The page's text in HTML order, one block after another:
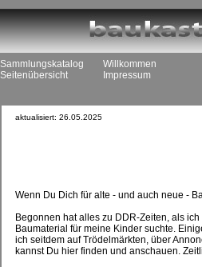
Sammlungskatalog
Seitenübersicht
Willkommen
Impressum
aktualisiert: 26.05.2025
Wenn Du Dich für alte - und auch neue -
Begonnen hat alles zu DDR-Zeiten, als
Baumaterial für meine Kinder suchte.
ich seitdem auf Trödelmärkten, über
kannst Du hier finden und anschauen.